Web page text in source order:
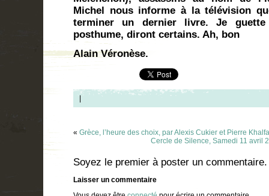
Michel nous informe à la télévision
terminer un dernier livre. Je
posthume, diront certains. Ah, bon
Alain Véronèse.
|
« Grèce, l’heure des choix, par Alexis Cukier et Pierre Khalfa
Cercle de Silence, Samedi 11 avril
Soyez le premier à poster un commentaire.
Laisser un commentaire